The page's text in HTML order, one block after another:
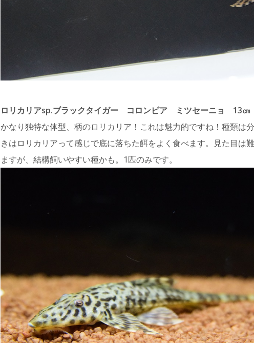
ロリカリアsp.ブラックタイガー コロンビア ミツセーニョ 13
かなり独特な体型、柄のロリカリア！これは魅力的ですね！種類は
きはロリカリアって感じで底に落ちた餌をよく食べます。見た目は
ますが、結構飼いやすい種かも。1匹のみです。